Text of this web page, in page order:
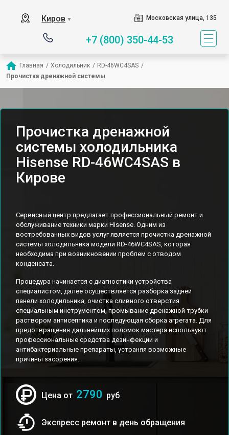
Киров ▼ Московская улица, 135
+7 (800) 350-44-53
Главная / Холодильник / RD-46WC4SAS /
Прочистка дренажной системы
Прочистка дренажной
системы холодильника
Hisense RD-46WC4SAS в
Кирове
Сервисный центр предлагает профессиональный ремонт и
обслуживание техники марки Hisense. Одним из
востребованных видов услуг является прочистка дренажной
системы холодильника модели RD-46WC4SAS, которая
необходима при возникновении проблем с отводом
конденсата.
Процедура начинается с диагностики устройства
специалистом, далее осуществляется разборка задней
панели холодильника, очистка сливного отверстия
специальным инструментом, промывание дренажной трубки
раствором антисептика и последующая сборка агрегата. Для
предотвращения дальнейших поломок мастера используют
профессиональные средства дезинфекции и
антибактериальные препараты, устраняя возможные
причины засорения.
Цена от 2790 руб
Экспресс ремонт в день обращения